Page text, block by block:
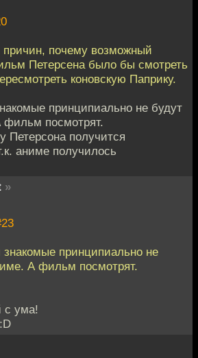
почему возможный
Петерсена было бы смотреть
коновскую Паприку.
принципиально не будут
фильм посмотрят.
Петерсона получится
аниме получилось
»
принципиально не
А фильм посмотрят.
с ума!